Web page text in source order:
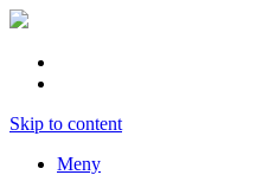
Skip to content
Meny